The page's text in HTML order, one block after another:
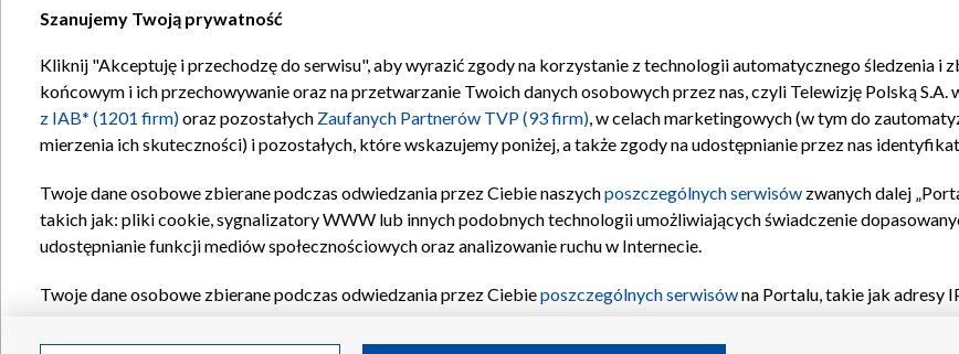
Regulamin TVP Polityka prywatności Moje zgody Pomoc
Szanujemy Twoją prywatność
Kliknij "Akceptuję i przechodzę do serwisu", aby wyrazić zgody na korzystanie z technologii automatycznego śledzenia i
końcowym i ich przechowywanie oraz na przetwarzanie Twoich danych osobowych przez nas, czyli Telewizję Polską S.A.
z IAB* (1201 firm)oraz pozostałych Zaufanych Partnerów TVP (93 firm), w celach marketingowych (w tym do
mierzenia ich skuteczności) i pozostałych, które wskazujemy poniżej, a także zgody na udostępnianie przez nas
Twoje dane osobowe zbierane podczas odwiedzania przez Ciebie naszychposzczególnych serwisów zwanych dalej
takich jak: pliki cookie, sygnalizatory WWW lub innych podobnych technologii umożliwiających świadczenie
udostępnianie funkcji mediów społecznościowych oraz analizowanie ruchu w Internecie.
Twoje dane osobowe zbierane podczas odwiedzania przez Ciebieposzczególnych serwisówna Portalu, takie jak adresy
Partnerów TVPdla realizacji następujących celów i funkcji: przechowywania informacji na urządzeniu lub dostęp do